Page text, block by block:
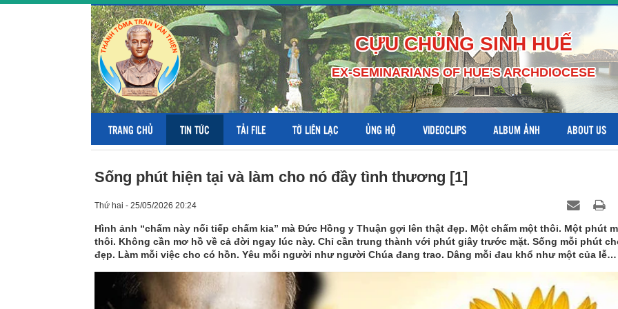
CỰU CHỦNG SINH HUẾ
EX-SEMINARIANS OF HUE'S ARCHDIOCESE
TRANG CHỦ TIN TỨC TẢI FILE TỜ LIÊN LẠC ỦNG HỘ VIDEOCLIPS ALBUM ẢNH ABOUT US
Sống phút hiện tại và làm cho nó đầy tình thương [1]
Thứ hai - 25/05/2026 20:24
Hình ảnh “chấm này nối tiếp chấm kia” mà Đức Hồng y Thuận gợi lên thật đẹp. Một chấm một thôi. Một phút
thôi. Không cần mơ hồ về cả đời ngay lúc này. Chỉ cần trung thành với phút giây trước mặt. Sống mỗi phút
đẹp. Làm mỗi việc cho có hồn. Yêu mỗi người như người Chúa đang trao. Dâng mỗi đau khổ như một của lễ…